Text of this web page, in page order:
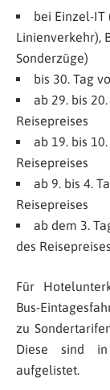
bei Einzel-
Linienverkehr),
Sonderzüge)
bis 30. Tag
ab 29. bis
Reisepreises
ab 19. bis
Reisepreises
ab 9. bis 4.
Reisepreises
ab dem 3.
des Reisepreises
Für
Bus-
zu
Diese sind in
aufgelistet.